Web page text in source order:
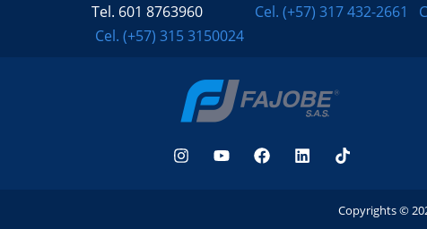
Tel. 601 8763960
Cel. (+57) 315 3150024
Cel. (+57) 317 432-2661
Copyrights ©